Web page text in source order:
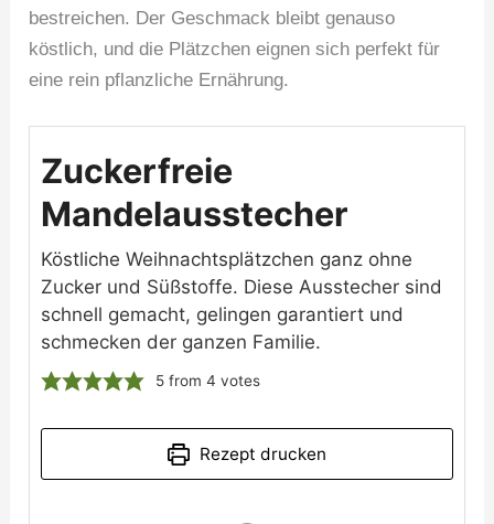
bestreichen. Der Geschmack bleibt genauso
köstlich, und die Plätzchen eignen sich perfekt für
eine rein pflanzliche Ernährung.
Zuckerfreie
Mandelausstecher
Köstliche Weihnachtsplätzchen ganz ohne
Zucker und Süßstoffe. Diese Ausstecher sind
schnell gemacht, gelingen garantiert und
schmecken der ganzen Familie.
5from 4 votes
Rezept drucken